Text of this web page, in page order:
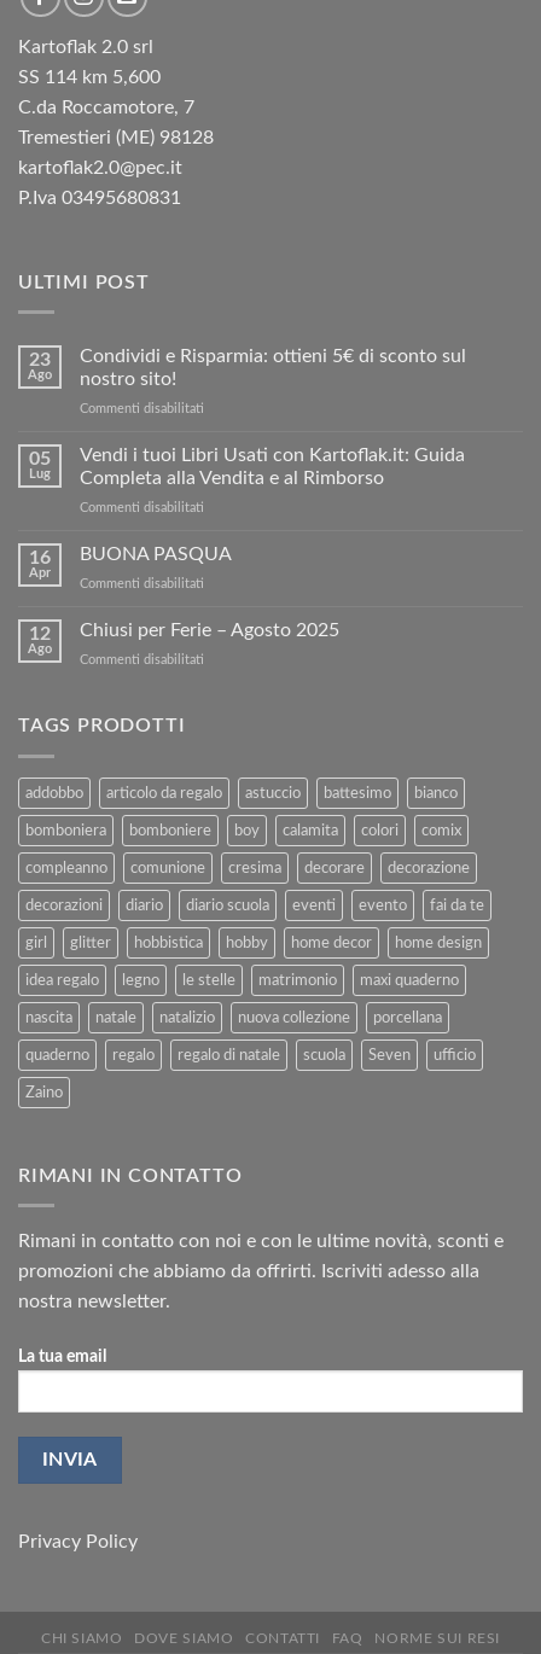
Kartoflak 2.0 srl
SS 114 km 5,600
C.da Roccamotore, 7
Tremestieri (ME) 98128
kartoflak2.0@pec.it
P.Iva 03495680831
ULTIMI POST
23
Ago
Condividi e Risparmia: ottieni 5€ di sconto sul
nostro sito!
Commenti disabilitati
e
Risparmia:
sconto
05
Lug
Vendi i tuoi Libri Usati con Kartoflak.it: Guida
Completa alla Vendita e al Rimborso
Commenti disabilitati
i
tuoi
con
Rimborso
16
Apr
BUONA PASQUA
Commenti disabilitati
PASQUA
12
Ago
Chiusi per Ferie – Agosto 2025
Commenti disabilitati
2025
TAGS PRODOTTI
addobbo articolo da regalo astuccio battesimo bianco
bomboniera bomboniere boy calamita colori comix
compleanno comunione cresima decorare decorazione
decorazioni diario diario scuola eventi evento fai da te
girl glitter hobbistica hobby home decor home design
idea regalo legno le stelle matrimonio maxi quaderno
nascita natale natalizio nuova collezione porcellana
quaderno regalo regalo di natale scuola Seven ufficio
Zaino
RIMANI IN CONTATTO
Rimani in contatto con noi e con le ultime novità, sconti e
promozioni che abbiamo da offrirti. Iscriviti adesso alla
nostra newsletter.
La tua email
Privacy Policy
CHI SIAMO DOVE SIAMO CONTATTI FAQ NORME SUI RESI